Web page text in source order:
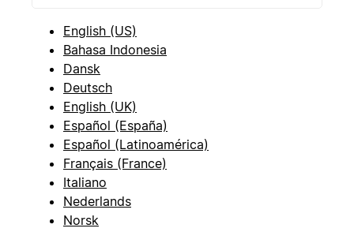
English (US)
Bahasa Indonesia
Dansk
Deutsch
English (UK)
Español (España)
Español (Latinoamérica)
Français (France)
Italiano
Nederlands
Norsk